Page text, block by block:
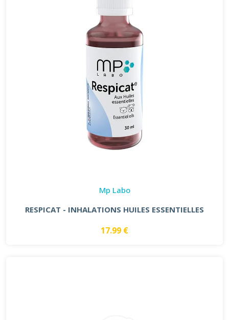
Mp Labo
RESPICAT - INHALATIONS HUILES ESSENTIELLES
17.99 €